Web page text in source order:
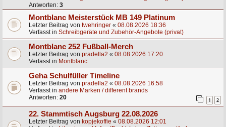
Antworten: 3
Montblanc Meisterstück MB 149 Platinum
Letzter Beitrag von twehringer « 08.08.2026 18:36
Verfasst in Schreibgeräte und Zubehör-Angebote (privat)
Montblanc 252 Fußball-Merch
Letzter Beitrag von pradella2 « 08.08.2026 17:20
Verfasst in Montblanc
Geha Schulfüller Timeline
Letzter Beitrag von pradella2 « 08.08.2026 16:58
Verfasst in andere Marken / different brands
Antworten: 20 1 2
22. Stammtisch Augsburg 22.08.2026
Letzter Beitrag von kopjekoffie « 08.08.2026 12:01